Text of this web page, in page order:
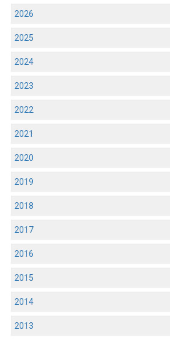
2026
2025
2024
2023
2022
2021
2020
2019
2018
2017
2016
2015
2014
2013